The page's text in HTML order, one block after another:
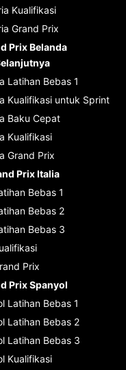
Kualifikasi
Grand Prix
Prix Belanda
Latihan Bebas 1
Kualifikasi untuk Sprint
Baku Cepat
Kualifikasi
Grand Prix
Prix Italia
Bebas 1
Bebas 2
Bebas 3
Prix
Prix Spanyol
Latihan Bebas 1
Latihan Bebas 2
Latihan Bebas 3
Kualifikasi